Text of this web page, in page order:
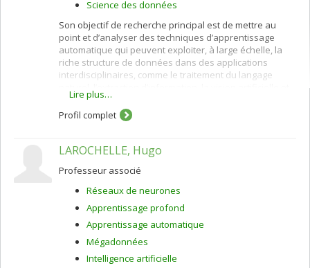
Science des données
Son objectif de recherche principal est de mettre au
point et d’analyser des techniques d’apprentissage
automatique qui peuvent exploiter, à large échelle, la
riche structure de données dans des applications
interdisciplinaires, comme le traitement du langage
la biologie computationnelle. À cette fin, il associe des
outils d’optimisation, de statistiques et d’informatique, et
il aime particulièrement travailler à l’interface entre les
contributions dans trois domaines : prédiction
sont des objets structurés, comme des séquences ou
des graphiques); optimisation à large échelle (méthode
Wolfe); et association de méthodes génératives et
discriminatoires.
Lire plus…
Profil complet
LAROCHELLE, Hugo
Professeur associé
Réseaux de neurones
Apprentissage profond
Apprentissage automatique
Mégadonnées
Intelligence artificielle